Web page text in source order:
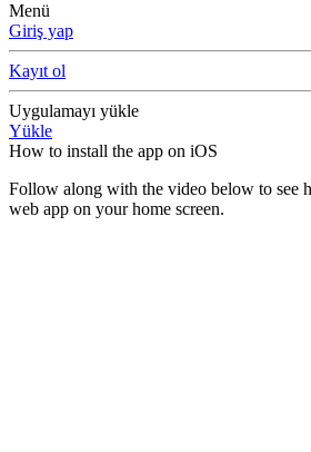
Menü
Giriş yap
Kayıt ol
Uygulamayı yükle
Yükle
How to install the app on iOS
Follow along with the video below to see
web app on your home screen.